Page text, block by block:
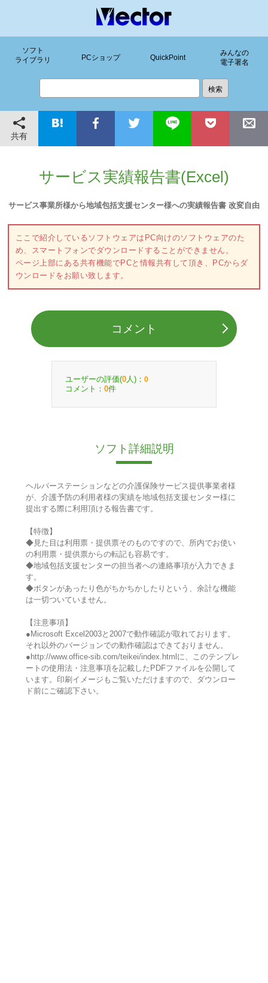
ソフト
ライブラリ
PCショップ QuickPoint
みんなの
電子署名
共有
サービス実績報告書(Excel)
サービス事業所様から地域包括支援センター様への実績報告書 改変自由
ここで紹介しているソフトウェアはPC向けのソフトウェアのた
め、スマートフォンでダウンロードすることができません。
ページ上部にある共有機能でPCと情報共有して頂き、PCからダ
ウンロードをお願い致します。
コメント
ユーザーの評価(0 人)： 0
コメント： 0件
ソフト詳細説明
ヘルパーステーションなどの介護保険サービス提供事業者様
が、介護予防の利用者様の実績を地域包括支援センター様に
提出する際に利用頂ける報告書です。
【特徴】
◆見た目は利用票・提供票そのものですので、所内でお使い
の利用票・提供票からの転記も容易です。
◆地域包括支援センターの担当者への連絡事項が入力できま
す。
◆ボタンがあったり色がちかちかしたりという、余計な機能
は一切ついていません。
【注意事項】
●Microsoft Excel2003と2007で動作確認が取れております。
それ以外のバージョンでの動作確認はできておりません。
●http://www.office-sib.com/teikei/index.htmlに、このテンプレ
ートの使用法・注意事項を記載したPDFファイルを公開して
います。印刷イメージもご覧いただけますので、ダウンロー
ド前にご確認下さい。